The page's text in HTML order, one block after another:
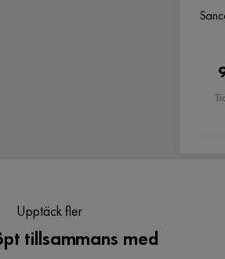
Upptäck fler
tillsammans med